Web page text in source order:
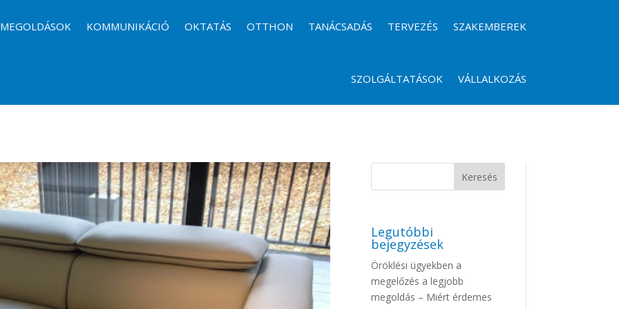
KOMMUNIKÁCIÓ OKTATÁS OTTHON TANÁCSADÁS TERVEZÉS SZAKEMBEREK
SZOLGÁLTATÁSOK VÁLLALKOZÁS
Legutóbbi
bejegyzések
Öröklési ügyekben a
megelőzés a legjobb
megoldás – Miért érdemes